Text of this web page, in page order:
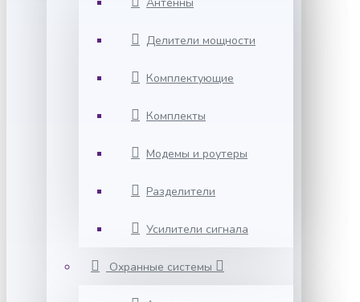
Делители мощности
Комплектующие
Комплекты
Модемы и роутеры
Разделители
Усилители сигнала
Охранные системы